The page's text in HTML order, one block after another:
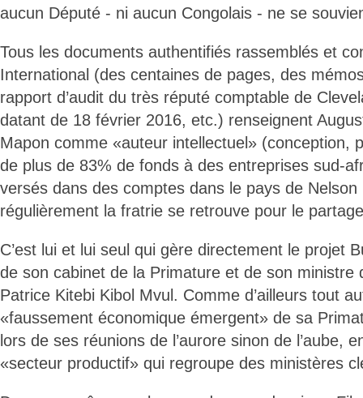
aucun Député - ni aucun Congolais - ne se
Tous les documents authentifiés rassemblés et
International (des centaines de pages, des
rapport d’audit du très réputé comptable de
datant de 18 février 2016, etc.) renseignent
Mapon comme «auteur intellectuel» (conception,
de plus de 83% de fonds à des entreprises sud-
versés dans des comptes dans le pays de Nelson
régulièrement la fratrie se retrouve pour le
C’est lui et lui seul qui gère directement le projet
de son cabinet de la Primature et de son ministre
Patrice Kitebi Kibol Mvul. Comme d’ailleurs tout
«faussement économique émergent» de sa
lors de ses réunions de l’aurore sinon de l’aube,
«secteur productif» qui regroupe des ministères